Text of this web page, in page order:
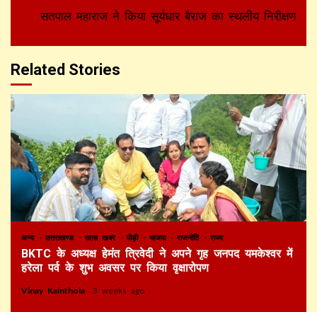
सतपाल महाराज ने किया सूर्यधार बैराज का स्थलीय निरीक्षण
Related Stories
अन्य उत्तराखण्ड खास खबर पौड़ी भाजपा राजनीति राज्य
BKTC के अध्यक्ष हेमंत त्रिवेदी ने अपने गृह जनपद यमकेश्वर में
हरेला पर्व के शुभ अवसर पर किया वृक्षारोपण
Vinay Kainthola 3 weeks ago